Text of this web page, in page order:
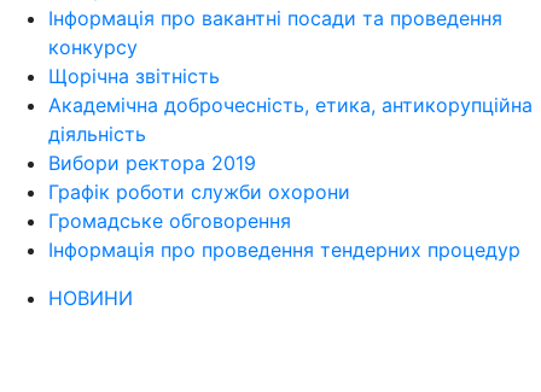
Інформація про вакантні посади та проведення
конкурсу
Щорічна звітність
Академічна доброчесність, етика, антикорупційна
діяльність
Вибори ректора 2019
Графік роботи служби охорони
Громадське обговорення
Інформація про проведення тендерних процедур
НОВИНИ